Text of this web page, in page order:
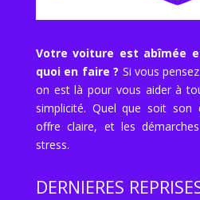
Votre voiture est abîmée
quoi en faire ? Si vous
on est là pour vous aider à
simplicité. Quel que soit
offre claire, et les
stress.
DERNIERES